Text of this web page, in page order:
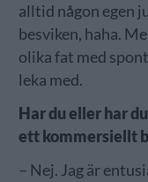
alltid någon egen
besviken, haha.
olika fat med
leka med.
Har du eller har
ett kommersiellt
– Nej. Jag är